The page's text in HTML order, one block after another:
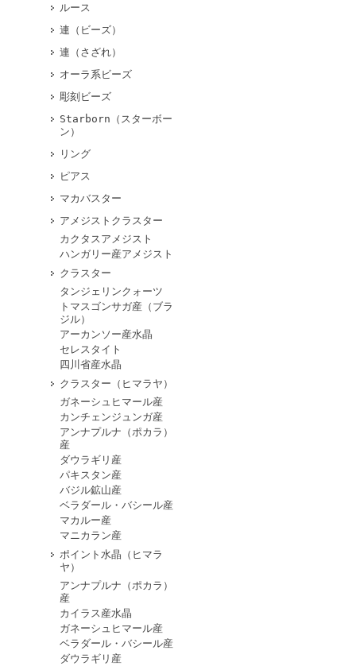
ルース
連（ビーズ）
連（さざれ）
オーラ系ビーズ
彫刻ビーズ
Starborn（スターボー
ン）
リング
ピアス
マカバスター
アメジストクラスター
カクタスアメジスト
ハンガリー産アメジスト
クラスター
タンジェリンクォーツ
トマスゴンサガ産（ブラ
ジル）
アーカンソー産水晶
セレスタイト
四川省産水晶
クラスター（ヒマラヤ）
ガネーシュヒマール産
カンチェンジュンガ産
アンナプルナ（ポカラ）
産
ダウラギリ産
パキスタン産
バジル鉱山産
ベラダール・バシール産
マカルー産
マニカラン産
ポイント水晶（ヒマラ
ヤ）
アンナプルナ（ポカラ）
産
カイラス産水晶
ガネーシュヒマール産
ベラダール・バシール産
ダウラギリ産